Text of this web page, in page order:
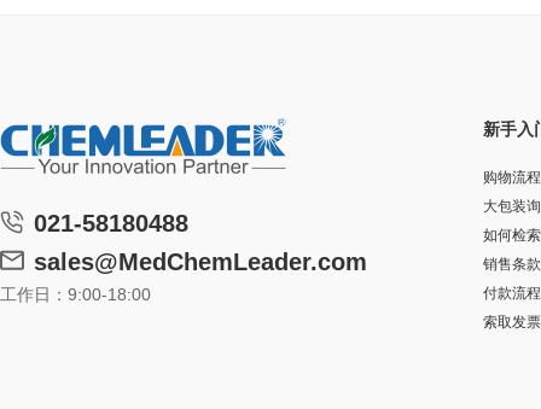
021-58180488
sales@MedChemLeader.com
工作日：9:00-18:00
新手入
购物流程
大包装
如何检索
销售条款
付款流程
索取发票